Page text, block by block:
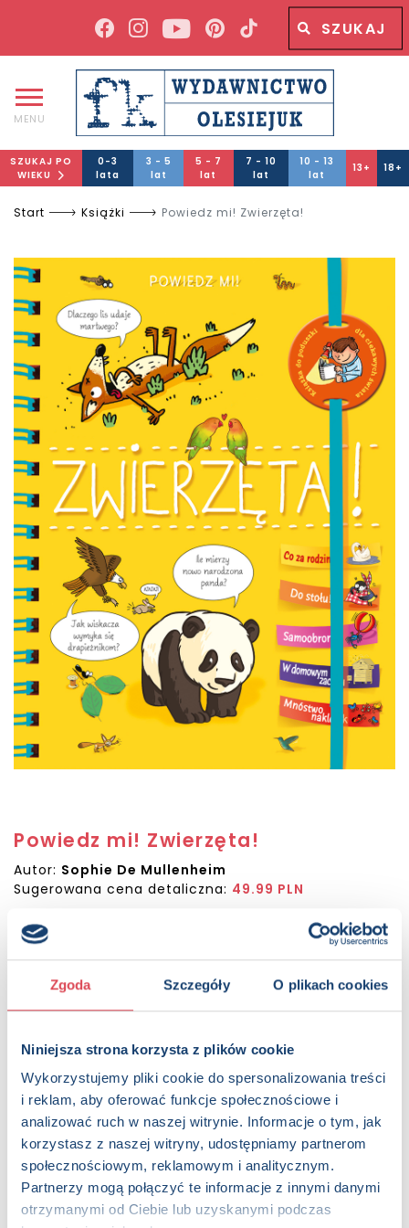
Zgoda Szczegóły O plikach cookies
Niniejsza strona korzysta z plików cookie
Wykorzystujemy pliki cookie do spersonalizowania treści
i reklam, aby oferować funkcje społecznościowe i
analizować ruch w naszej witrynie. Informacje o tym, jak
korzystasz z naszej witryny, udostępniamy partnerom
społecznościowym, reklamowym i analitycznym.
Partnerzy mogą połączyć te informacje z innymi danymi
otrzymanymi od Ciebie lub uzyskanymi podczas
Wyszukiwana fraza
MENU
SZUKAJ PO
WIEKU
0-3
lata
3 - 5
lat
5 - 7
lat
7 - 10
lat
10 - 13
lat
13+ 18+
Start Książki Powiedz mi! Zwierzęta!
Powiedz mi! Zwierzęta!
Autor: Sophie De Mullenheim
Sugerowana cena detaliczna: 49.99 PLN
KUP NA SWIATKSIAZKI.PL
KUP NA KSIAZKI.PL
OPIS
Ta oryginalna, ozdobiona zabawnymi ilustracjami książka z
usztywnionymi stronami na spirali to zbiór ponad 200 pytań
i odpowiedzi, które zainteresują wszystkich ciekawych
świata młodych miłośników zwierząt. Informacje dotyczą
wielu gatunków, od powszechnie znanych po najbardziej
niewiarygodne zostały zebrane w czterech działach
tematycznych: Co za rodzinka!, Do stołu!, Samoobrona, W
domowym zaciszu, oddzielonych kolorowymi kartami, które
można uzupełnić dołączonymi naklejkami.